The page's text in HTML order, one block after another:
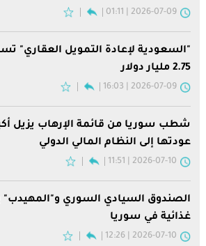
2026-07-09 | 01:11
"السعودية لإعادة التمويل العقاري"
2.75 مليار دولار
2026-07-09 | 16:03
شطب سوريا من قائمة الإرهاب يزيل
عودتها إلى النظام المالي الدولي
2026-07-10 | 11:51
الصندوق السيادي السوري
غذائية في سوريا
2026-07-10 | 12:26